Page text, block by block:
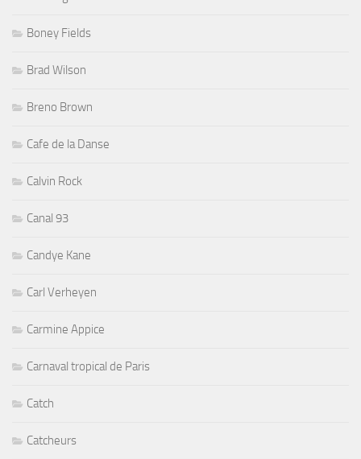
Boney Fields
Brad Wilson
Breno Brown
Cafe de la Danse
Calvin Rock
Canal 93
Candye Kane
Carl Verheyen
Carmine Appice
Carnaval tropical de Paris
Catch
Catcheurs